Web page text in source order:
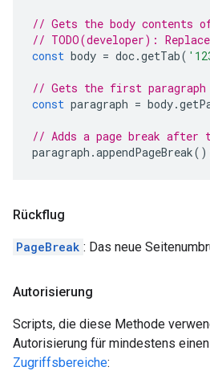
// Gets the body contents
// TODO(developer):
const body = doc.getTab(
// Gets the first paragraph
const paragraph = body.
// Adds a page break after
paragraph .appendPageBreak
Rückflug
PageBreak : Das neue
Autorisierung
Scripts, die diese Methode
Autorisierung für mindestens
Zugriffsbereiche: